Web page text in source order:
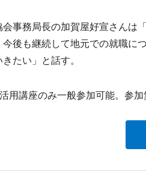
事務局長の加賀屋好宣さんは
今後も継続して地元での就職に
きたい」と話す。
用講座のみ一般参加可能。参加